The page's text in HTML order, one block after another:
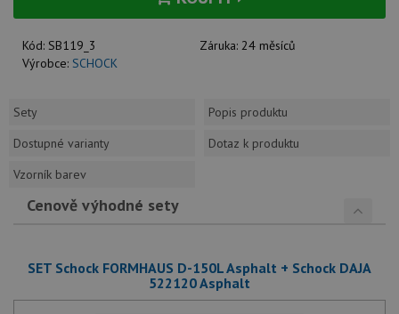
Kód: SB119_3 Záruka: 24 měsíců
Výrobce: SCHOCK
Sety
Popis produktu
Dostupné varianty
Dotaz k produktu
Vzorník barev
Cenově výhodné sety
SET Schock FORMHAUS D-150L Asphalt + Schock DAJA
522120 Asphalt